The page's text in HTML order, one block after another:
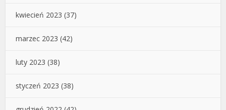
kwiecień 2023 (37)
marzec 2023 (42)
luty 2023 (38)
styczeń 2023 (38)